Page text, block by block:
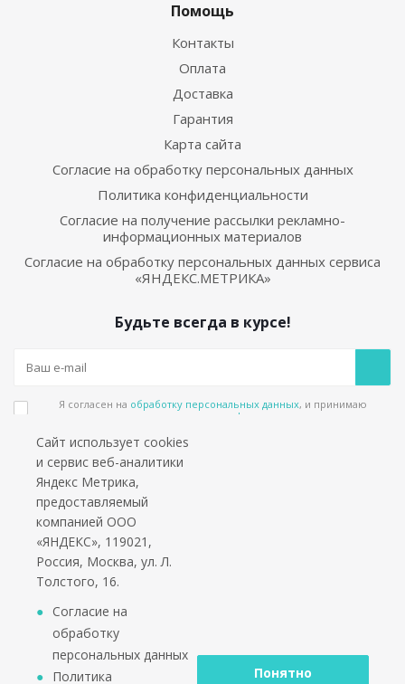
Помощь
Контакты
Оплата
Доставка
Гарантия
Карта сайта
Согласие на обработку персональных данных
Политика конфиденциальности
Согласие на получение рассылки рекламно-
информационных материалов
Согласие на обработку персональных данных сервиса
«ЯНДЕКС.МЕТРИКА»
Будьте всегда в курсе!
Я согласен на обработку персональных данных, и принимаю
политике конфиденциальности
Подпишитесь на еженедельный новостной бюллетень и получайте наши
лучшие материалы каждую пятницу!
Социальные сети
*работаем только с юридическими лицами и ИП
Сайт использует cookies
и сервис веб-аналитики
Яндекс Метрика,
предоставляемый
компанией ООО
«ЯНДЕКС», 119021,
Россия, Москва, ул. Л.
Толстого, 16.
Согласие на
обработку
персональных данных
Политика
Понятно